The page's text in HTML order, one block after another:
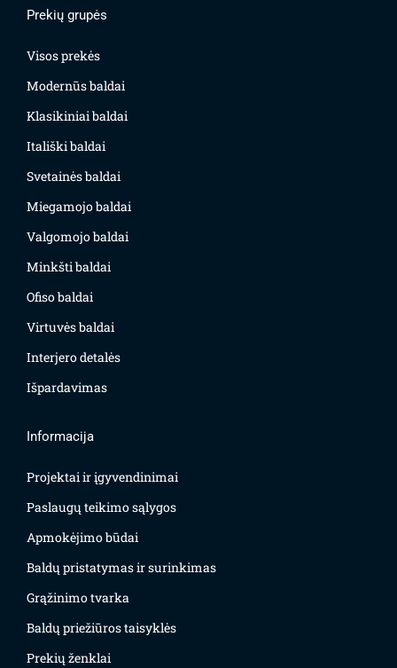
Prekių grupės
Visos prekės
Modernūs baldai
Klasikiniai baldai
Itališki baldai
Svetainės baldai
Miegamojo baldai
Valgomojo baldai
Minkšti baldai
Ofiso baldai
Virtuvės baldai
Interjero detalės
Išpardavimas
Informacija
Projektai ir įgyvendinimai
Paslaugų teikimo sąlygos
Apmokėjimo būdai
Baldų pristatymas ir surinkimas
Grąžinimo tvarka
Baldų priežiūros taisyklės
Prekių ženklai